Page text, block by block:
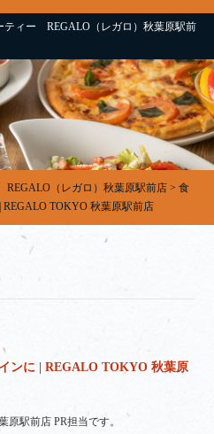
ティー REGALO（レガロ）秋葉原駅前
REGALO（レガロ）秋葉原駅前店 >食
TOKYO 秋葉原駅前店
ンに | REGALO TOKYO 秋葉原
原駅前店 PR担当です。